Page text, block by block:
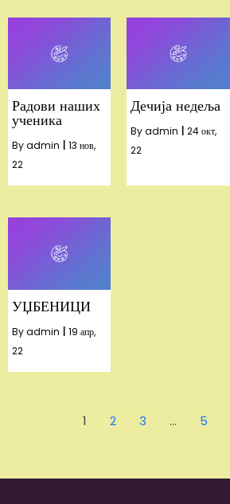
Радови наших
ученика
Byadmin 13 нов,
22
Дечија недеља
Byadmin 24окт,
22
УЏБЕНИЦИ
Byadmin 19 апр,
22
1 2 3 … 5